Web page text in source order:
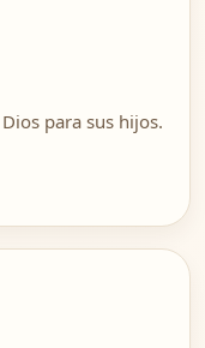
para sus hijos.